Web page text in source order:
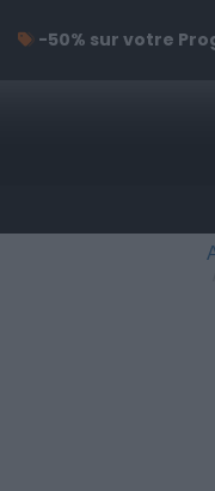
-50% sur votre